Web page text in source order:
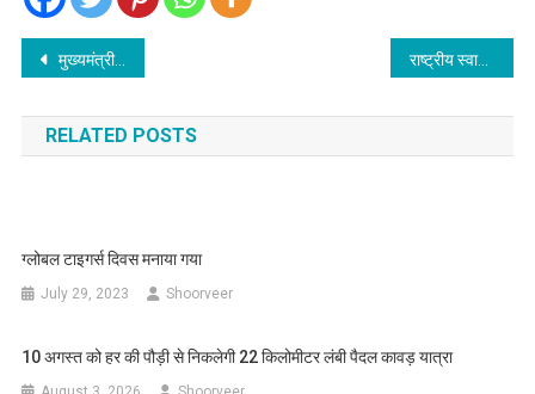
Post
navigation
मुख्यमंत्री ने शहीद अनंत कुकरेती के परिजनों को सांत्वना दी, शहीद स्मृति द्वार बनाया जाएगा राष्ट्रीय स्वास्थ्य प्राधिकरण ने आयुष्मान भारत प्रधानमंत्री-जन आरोग्य योजना के स्वास्थ्य लाभ पैकेज में संशोधन किया
RELATED POSTS
ग्लोबल टाइगर्स दिवस मनाया गया
July 29, 2023 Shoorveer
10 अगस्त को हर की पौड़ी से निकलेगी 22 किलोमीटर लंबी पैदल कावड़ यात्रा